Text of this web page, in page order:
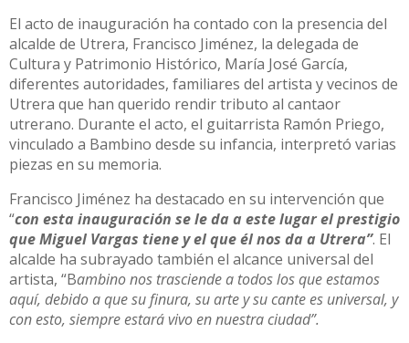
El acto de inauguración ha contado con la presencia del
alcalde de Utrera, Francisco Jiménez, la delegada de
Cultura y Patrimonio Histórico, María José García,
diferentes autoridades, familiares del artista y vecinos de
Utrera que han querido rendir tributo al cantaor
utrerano. Durante el acto, el guitarrista Ramón Priego,
vinculado a Bambino desde su infancia, interpretó varias
piezas en su memoria.
Francisco Jiménez ha destacado en su intervención que
“con esta inauguración se le da a este lugar el prestigio
que Miguel Vargas tiene y el que él nos da a Utrera”. El
alcalde ha subrayado también el alcance universal del
artista, “Bambino nos trasciende a todos los que estamos
aquí, debido a que su finura, su arte y su cante es universal, y
con esto, siempre estará vivo en nuestra ciudad”.